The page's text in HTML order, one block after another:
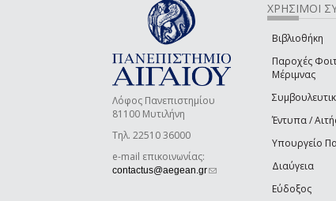
Λόφος Πανεπιστημίου
81100 Μυτιλήνη
Τηλ. 22510 36000
e-mail επικοινωνίας:
contactus@aegean.gr(link sends e-mail)
ΧΡΗΣΙΜΟΙ
Βιβλιοθήκη
Παροχές
Μέριμνας
Έντυπα /
Υπουργείο
Διαύγεια
Εύδοξος